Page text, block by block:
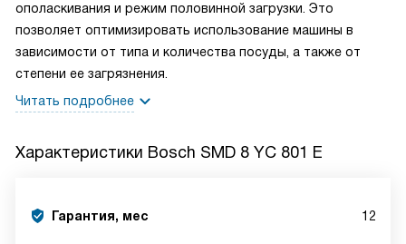
ополаскивания и режим половинной загрузки. Это
позволяет оптимизировать использование машины в
зависимости от типа и количества посуды, а также от
степени ее загрязнения.
Читать подробнее
Характеристики Bosch SMD 8 YC 801 E
Гарантия, мес 12